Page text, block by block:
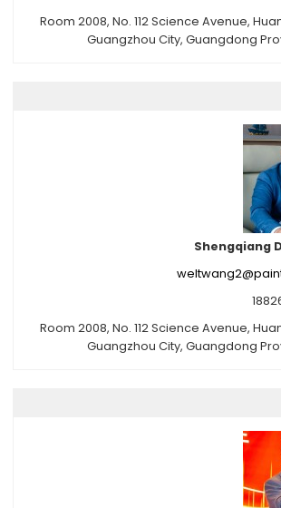
Room 2008, No. 112 Science Avenue,
Guangzhou City, Guangdong
Shengqiang
Room 2008, No. 112 Science Avenue,
Guangzhou City, Guangdong